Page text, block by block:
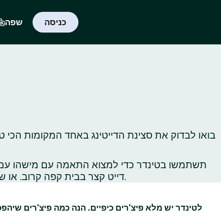
שפה כניסה
בואו לבדוק את סצינת הדייטינג באחד המקומות
תשתמשו בטינדר כדי למצוא התאמה עם מישהו עם
דייט קצר בבית קפה קרוב. או שתלכו לטייל באתרי תיירות ברחבי העיר כדי לגלות, או לגלות‑מחדש, את כל הדברים הכי שווים שיש לעשות שם.
לטינדר יש מלא פיצ'רים כיפיים. הנה כמה פיצ'רים